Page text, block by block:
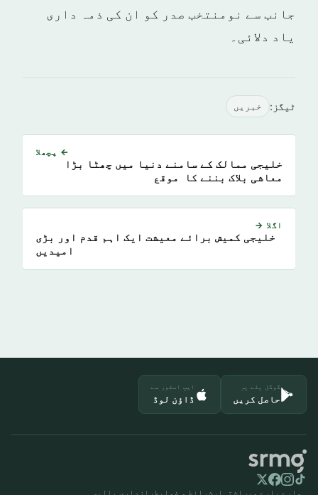
جانب سے نومنتخب صدر کو ان کی ذمہ داری
یاد دلائی۔
ٹیگز: خبريں
← پچھلا
خلیجی ممالک کے سامنے دنیا میں چھٹا بڑا
معاشی بلاک بننے کا موقع
اگلا →
خلیجی کمیش برائے معیشت ایک اہم قدم اور بڑی
امیدیں
گوگل پلے پر
حاصل کریں
ایپ اسٹور سے
ڈاؤن لوڈ
ہمارے بارے میں اشتہار شرائط و ضوابط رازداری پالیسی